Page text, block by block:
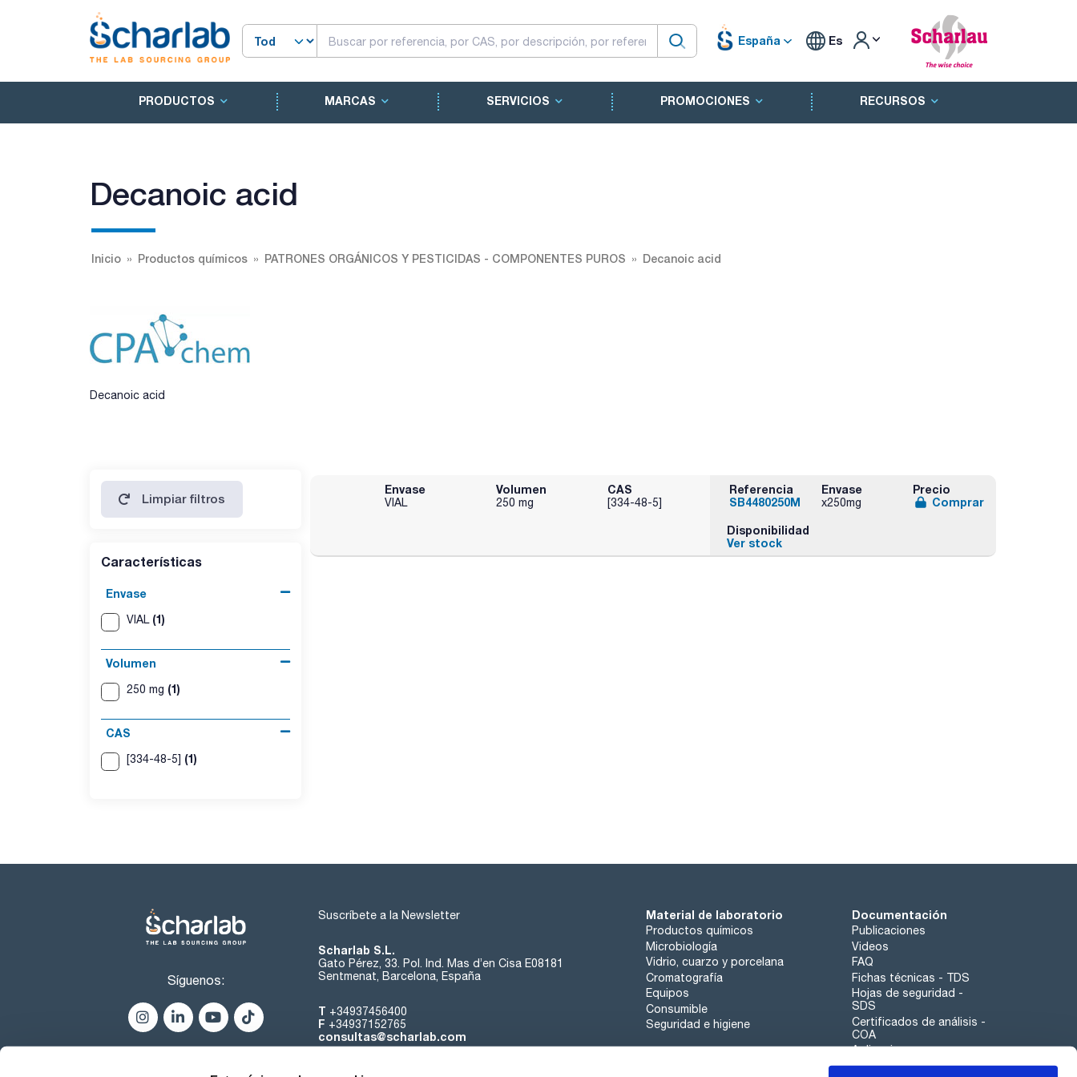
España Es
PRODUCTOS MARCAS SERVICIOS PROMOCIONES RECURSOS
Decanoic acid
Inicio Productos químicos PATRONES ORGÁNICOS Y PESTICIDAS - COMPONENTES PUROS Decanoic acid
Decanoic acid
Limpiar filtros
Características
Envase
VIAL (1)
Volumen
250 mg (1)
CAS
[334-48-5] (1)
Envase
VIAL
Volumen
250 mg
CAS
[334-48-5]
Referencia
SB4480250M
Envase
x250mg
Precio
Comprar
Disponibilidad
Ver stock
Síguenos:
Suscríbete a la Newsletter
Scharlab S.L.
Gato Pérez, 33. Pol. Ind. Mas d’en Cisa E08181
Sentmenat, Barcelona, España
T +34937456400
F +34937152765
consultas@scharlab.com
Material de laboratorio
Productos químicos
Microbiología
Vidrio, cuarzo y porcelana
Cromatografía
Equipos
Consumible
Seguridad e higiene
Documentación
Publicaciones
Videos
FAQ
Fichas técnicas - TDS
Hojas de seguridad -
SDS
Certificados de análisis -
COA
Aplicaciones
Tabla Periódica